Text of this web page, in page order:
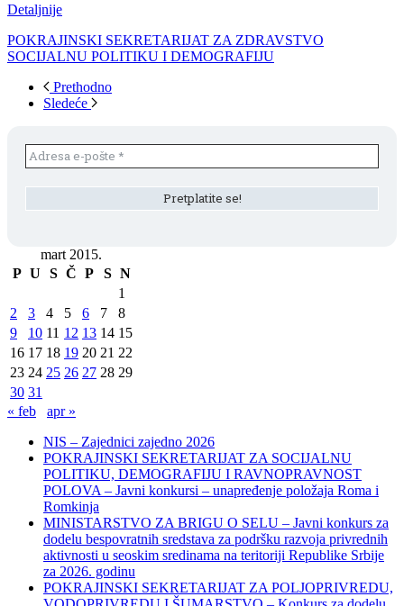
Detaljnije
POKRAJINSKI SEKRETARIJAT ZA ZDRAVSTVO
SOCIJALNU POLITIKU I DEMOGRAFIJU
Prethodno
Sledeće
mart 2015.
P U S Č P S N
1
2
3 4 5 6 7
8
9
10 11 12 13 14 15
16 17 18 19 20 21 22
23 24 25 26 27 28 29
30 31
« feb
apr »
NIS – Zajednici zajedno 2026
POKRAJINSKI SEKRETARIJAT ZA SOCIJALNU
POLITIKU, DEMOGRAFIJU I RAVNOPRAVNOST
POLOVA – Javni konkursi – unapređenje položaja Roma i
Romkinja
MINISTARSTVO ZA BRIGU O SELU – Javni konkurs za
dodelu bespovratnih sredstava za podršku razvoja privrednih
aktivnosti u seoskim sredinama na teritoriji Republike Srbije
za 2026. godinu
POKRAJINSKI SEKRETARIJAT ZA POLJOPRIVREDU,